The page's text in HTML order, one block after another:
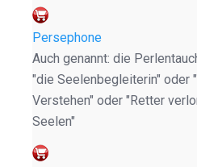
Persephone
Auch genannt: die
"die Seelenbegleiterin" oder
Verstehen" oder "Retter
Seelen"